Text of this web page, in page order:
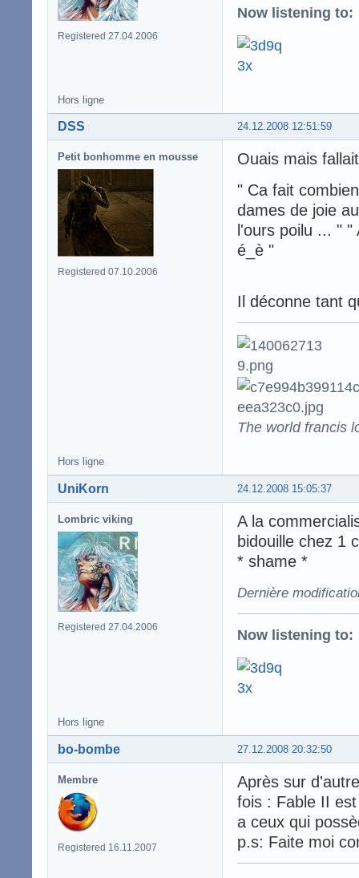
Registered 27.04.2006
Now listening to:
Hors ligne
24.12.2008 12:51:59
DSS
Petit bonhomme en mousse
Registered 07.10.2006
Ouais mais
" Ca fait
dames de joie
l'ours poilu ... "
é_è "
Il déconne tant
The world francis
Hors ligne
24.12.2008 15:05:37
UniKorn
Lombric viking
Registered 27.04.2006
A la
bidouille chez 1
* shame *
Dernière
Now listening to:
Hors ligne
27.12.2008 20:32:50
bo-bombe
Membre
Registered 16.11.2007
Après sur
fois : Fable II
a ceux qui
p.s: Faite moi